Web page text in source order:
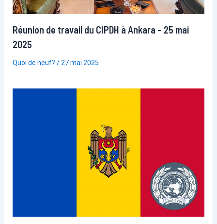
Réunion de travail du CIPDH à Ankara – 25 mai
2025
Quoi de neuf? /27 mai 2025